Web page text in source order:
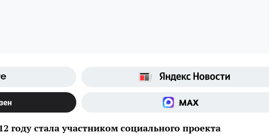
году стала участником социального проекта